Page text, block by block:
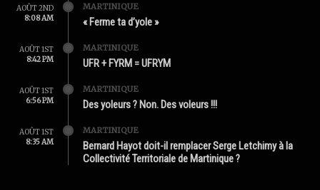
AOÛT 2ND
8:08 AM
MARTINIQUE
« Ferme ta d’yole »
AOÛT 1ST
8:42 PM
MARTINIQUE
UFR + FYRM = UFRYM
AOÛT 1ST
6:56 PM
MARTINIQUE
Des yoleurs ? Non. Des voleurs !!!
AOÛT 1ST
8:35 AM
MARTINIQUE
Bernard Hayot doit-il remplacer Serge Letchimy à la
Collectivité Territoriale de Martinique ?